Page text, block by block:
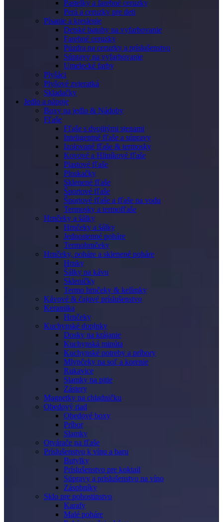
Pastelky a farebné ceruzky
Perá a ceruzky pre deti
Písanie a kreslenie
Detské batohy na vyfarbovanie
Farebné ceruzky
Púzdra na ceruzky a príslušenstvo
Súpravy na vyfarbovanie
Umelecké farby
Plyšáci
Plyšové zvieratká
Skladačky
Jedlo a nápoje
Boxy na jedlo & Nádoby
Fľaše
Fľaše s dvojitými stenami
Inteligentné fľaše a súpravy
Izolované fľaše & termosky
Kovové a Hliníkové fľaše
Plastové fľaše
Ploskačky
Sklenené fľaše
Športové fľaše
Športové fľaše a fľaše na vodu
Termosky a termofľaše
Hrnčeky a šálky
Hrnčeky a šálky
Jednostenné poháre
Termohrnčeky
Hrnčeky, poháre a sklenené poháre
Hrnky
Šálky na kávu
Skleničky
Termo hrnčeky & kelímky
Kávové & čajové príslušenstvo
Keramika
Hrnčeky
Kuchynské doplnky
Dosky na krájanie
Kuchynská minúta
Kuchynské potreby a príbory
Mlynčeky na soľ a korenie
Rukavice
Slamky na pitie
Zástery
Magnetky na chladničku
Obedový riad
Obedové boxy
Príbor
Slamky
Otvárače na fľaše
Príslušenstvo k vínu a baru
Butylky
Príslušenstvo pre koktail
Súpravy a príslušenstvo na víno
Zásobníky
Sklo pre pohostinstvo
Karafy
Malé poháre